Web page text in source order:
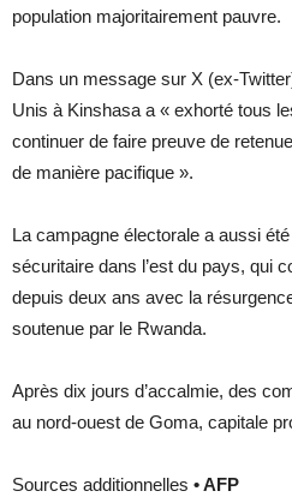
population majoritairement pauvre.
Dans un message sur X (ex-
Unis à Kinshasa a « exhorté tous
continuer de faire preuve de
de manière pacifique ».
La campagne électorale a aussi
sécuritaire dans l’est du pays, qui
depuis deux ans avec la
soutenue par le Rwanda.
Après dix jours d’accalmie, des
au nord-ouest de Goma, capitale
Sources additionnelles • AFP